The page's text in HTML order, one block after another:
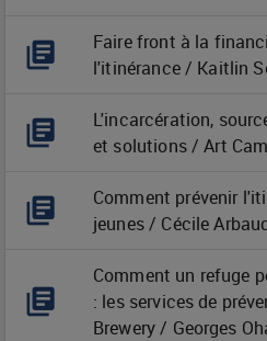
Valérie
Plante
traduction,
Courteau
Faire front à la
l'itinérance / Kaitlin
L'incarcération,
et solutions / Art
Comment prévenir
jeunes / Cécile
Comment un refuge
: les services de
Brewery / Georges